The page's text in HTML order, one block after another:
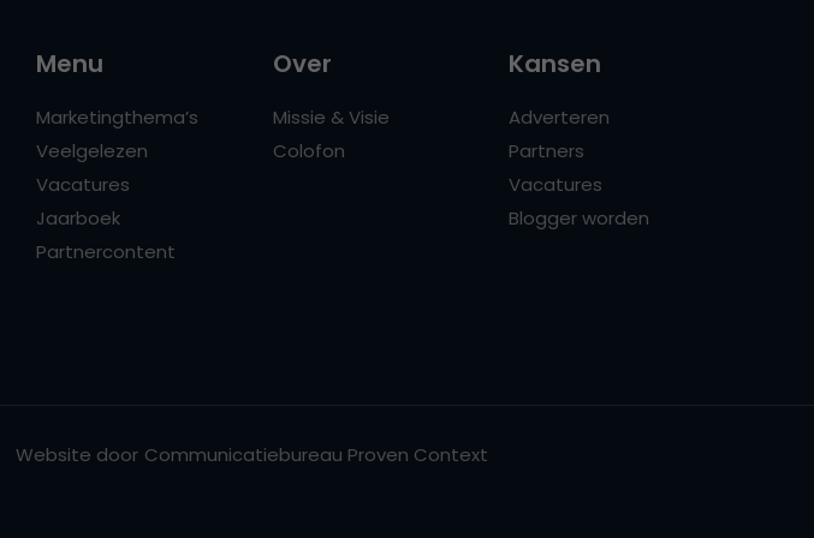
Menu
Marketingthema’s
Veelgelezen
Vacatures
Jaarboek
Partnercontent
Over
Missie & Visie
Colofon
Kansen
Adverteren
Partners
Vacatures
Blogger worden
Website door Communicatiebureau Proven Context